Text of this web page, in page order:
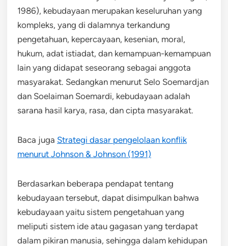
1986), kebudayaan merupakan keseluruhan yang
kompleks, yang di dalamnya terkandung
pengetahuan, kepercayaan, kesenian, moral,
hukum, adat istiadat, dan kemampuan-kemampuan
lain yang didapat seseorang sebagai anggota
masyarakat. Sedangkan menurut Selo Soemardjan
dan Soelaiman Soemardi, kebudayaan adalah
sarana hasil karya, rasa, dan cipta masyarakat.
Baca juga Strategi dasar pengelolaan konflik
menurut Johnson & Johnson (1991)
Berdasarkan beberapa pendapat tentang
kebudayaan tersebut, dapat disimpulkan bahwa
kebudayaan yaitu sistem pengetahuan yang
meliputi sistem ide atau gagasan yang terdapat
dalam pikiran manusia, sehingga dalam kehidupan